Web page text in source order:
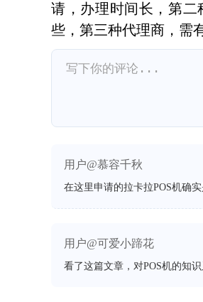
请，办理时间长，第
些，第三种代理商，需
用户@慕容千秋
在这里申请的拉卡拉POS机确
用户@可爱小蹄花
看了这篇文章，对POS机的知